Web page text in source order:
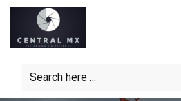
Skip
content